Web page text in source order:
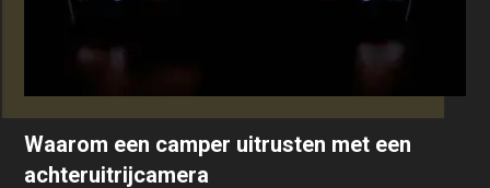
Waarom een camper uitrusten met een
achteruitrijcamera